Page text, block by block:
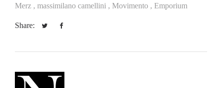
Merz , massimilano camellini , Movimento , Emporium
Share: